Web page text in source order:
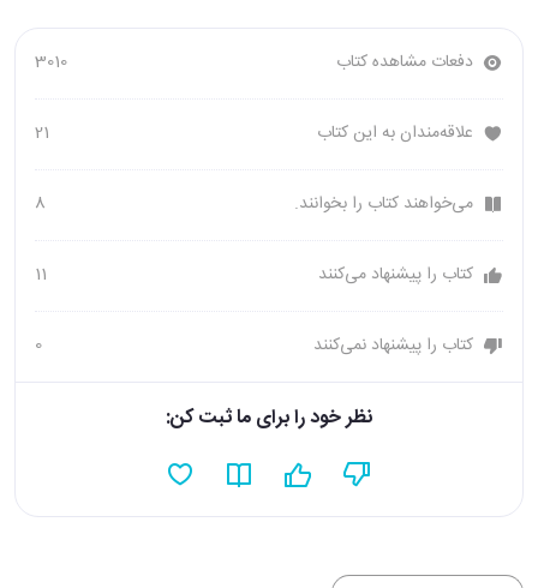
دفعات مشاهده کتاب 3010
علاقه‌مندان به این کتاب 21
می‌خواهند کتاب را بخوانند. 8
کتاب را پیشنهاد می‌کنند 11
کتاب را پیشنهاد نمی‌کنند 0
نظر خود را برای ما ثبت کن: